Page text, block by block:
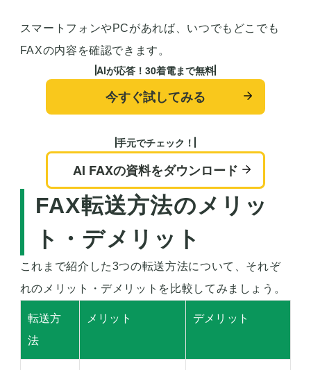
スマートフォンやPCがあれば、いつでもどこでも
FAXの内容を確認できます 。
AIが応答！30着電まで無料
今すぐ試してみる
手元でチェック！
AI FAXの資料をダウンロード
FAX転送方法のメリッ
ト・デメリット
これまで紹介した3つの転送方法について、それぞ
れのメリット・デメリットを比較してみましょう。
転送方
法
メリット デメリット